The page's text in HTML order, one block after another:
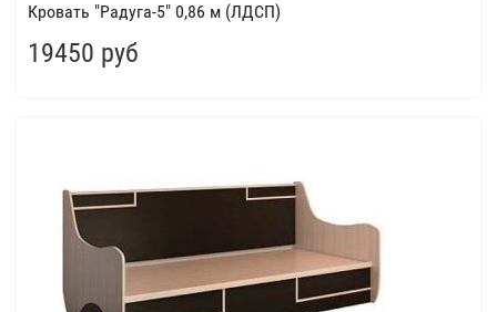
Кровать "Радуга-5" 0,86 м (ЛДСП)
19450 руб